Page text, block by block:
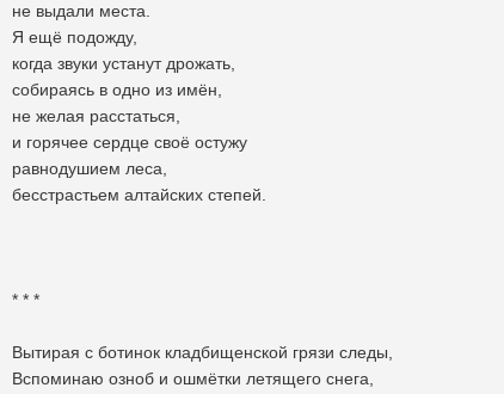
не выдали места.
Я ещё подожду,
когда звуки устанут дрожать,
собираясь в одно из имён,
не желая расстаться,
и горячее сердце своё остужу
равнодушием леса,
бесстрастьем алтайских степей.
* * *
Вытирая с ботинок кладбищенской грязи следы,
Вспоминаю озноб и ошмётки летящего снега,